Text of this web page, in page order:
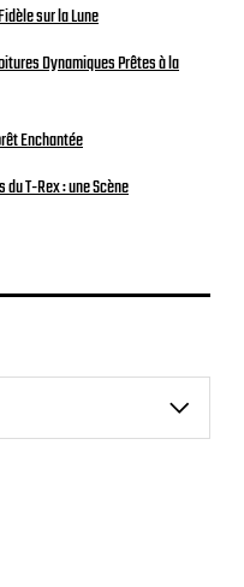
sur la Lune
Dynamiques Prêtes à la
Enchantée
T-Rex : une Scène